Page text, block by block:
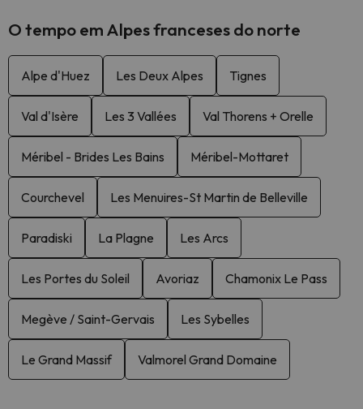
O tempo em Alpes franceses do norte
Alpe d'Huez Les Deux Alpes Tignes
Val d'Isère Les 3 Vallées Val Thorens + Orelle
Méribel - Brides Les Bains Méribel-Mottaret
Courchevel Les Menuires-St Martin de Belleville
Paradiski La Plagne Les Arcs
Les Portes du Soleil Avoriaz Chamonix Le Pass
Megève / Saint-Gervais Les Sybelles
Le Grand Massif Valmorel Grand Domaine